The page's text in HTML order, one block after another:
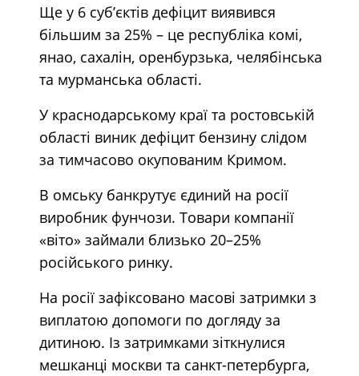
Ще у 6 суб’єктів дефіцит виявився
більшим за 25% – це республіка комі,
янао, сахалін, оренбурзька, челябінська
та мурманська області.
У краснодарському краї та ростовській
області виник дефіцит бензину слідом
за тимчасово окупованим Кримом.
В омську банкрутує єдиний на росії
виробник фунчози. Товари компанії
«віто» займали близько 20–25%
російського ринку.
На росії зафіксовано масові затримки з
виплатою допомоги по догляду за
дитиною. Із затримками зіткнулися
мешканці москви та санкт-петербурга,